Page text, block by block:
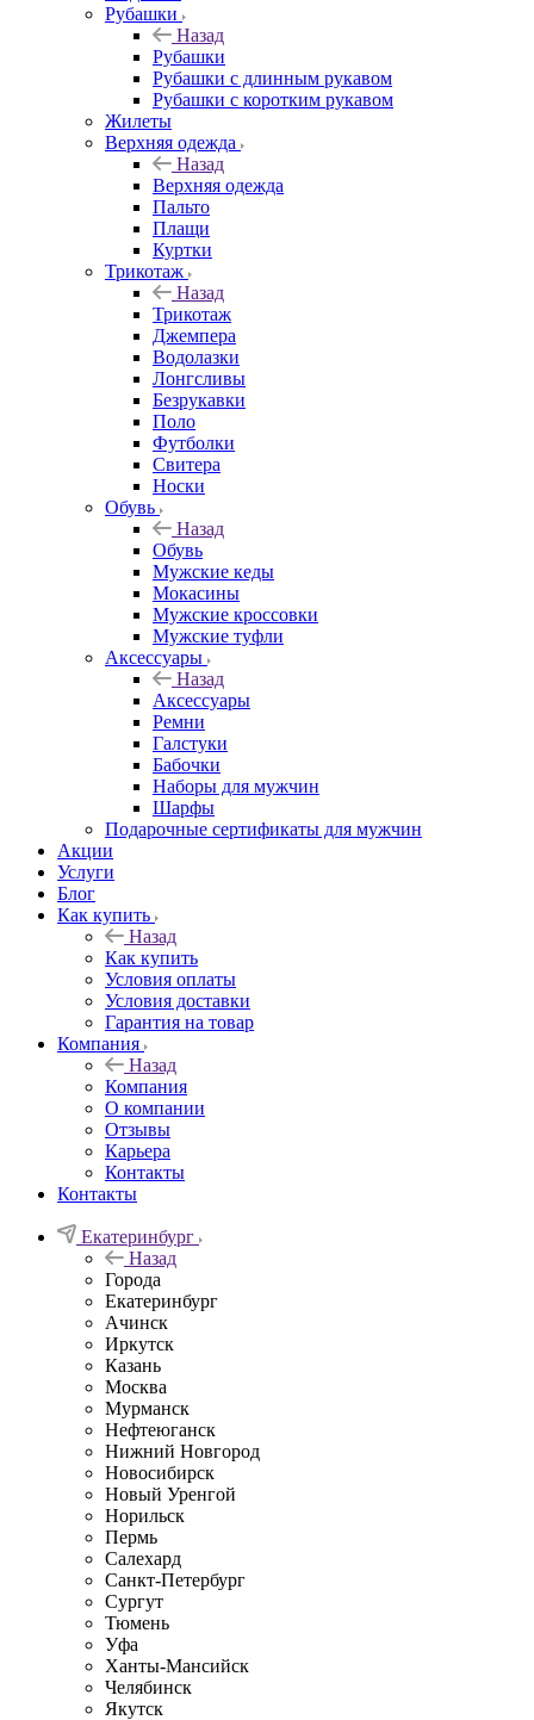
Рубашки
Назад
Рубашки
Рубашки с длинным рукавом
Рубашки с коротким рукавом
Жилеты
Верхняя одежда
Назад
Верхняя одежда
Пальто
Плащи
Куртки
Трикотаж
Назад
Трикотаж
Джемпера
Водолазки
Лонгсливы
Безрукавки
Поло
Футболки
Свитера
Носки
Обувь
Назад
Обувь
Мужские кеды
Мокасины
Мужские кроссовки
Мужские туфли
Аксессуары
Назад
Аксессуары
Ремни
Галстуки
Бабочки
Наборы для мужчин
Шарфы
Подарочные сертификаты для мужчин
Акции
Услуги
Блог
Как купить
Назад
Как купить
Условия оплаты
Условия доставки
Гарантия на товар
Компания
Назад
Компания
О компании
Отзывы
Карьера
Контакты
Контакты
Екатеринбург
Назад
Города
Екатеринбург
Ачинск
Иркутск
Казань
Москва
Мурманск
Нефтеюганск
Нижний Новгород
Новосибирск
Новый Уренгой
Норильск
Пермь
Салехард
Санкт-Петербург
Сургут
Тюмень
Уфа
Ханты-Мансийск
Челябинск
Якутск